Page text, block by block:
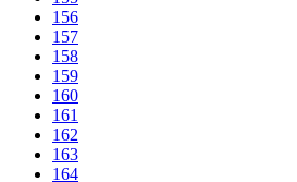
156
157
158
159
160
161
162
163
164